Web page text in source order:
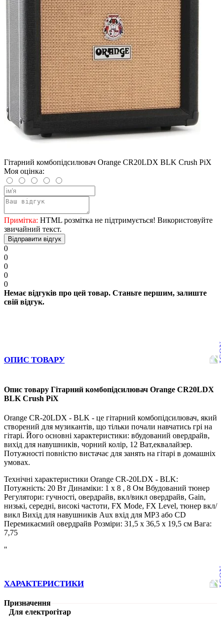
Гітарний комбопідсилювач Orange CR20LDX BLK Crush PiX
Моя оцінка:
Примітка: HTML розмітка не підтримується! Використовуйте
звичайний текст.
Відправити відгук
0
0
0
0
0
Немає відгуків про цей товар. Станьте першим, залиште
свій відгук.
ОПИС ТОВАРУ
Опис товару Гітарний комбопідсилювач Orange CR20LDX
BLK Crush PiX
Orange CR-20LDX - BLK - це гітарний комбопідсилювач, який
створений для музикантів, що тільки почали навчатись грі на
гітарі. Його основні характеристики: вбудований овердрайв,
вихід для навушників, чорний колір, 12 Ват,еквалайзер.
Потужності повністю вистачає для занять на гітарі в домашніх
умовах.
Технічні характеристики Orange CR-20LDX - BLK:
Потужність: 20 Вт Динаміки: 1 х 8 , 8 Ом Вбудований тюнер
Регулятори: гучності, овердрайв, вкл/викл овердрайв, Gain,
низькі, середні, високі частоти, FX Mode, FX Level, тюнер вкл/
викл Вихід для навушників Aux вхід для MP3 або CD
Перемикаємий овердрайв Розміри: 31,5 х 36,5 х 19,5 см Вага:
7,75
"
ХАРАКТЕРИСТИКИ
Призначення
Для електрогітар